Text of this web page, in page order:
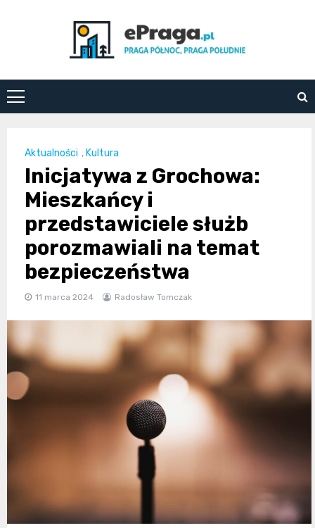
ePraga.pl
Aktualności , Kultura
Inicjatywa z Grochowa:
Mieszkańcy i
przedstawiciele służb
porozmawiali na temat
bezpieczeństwa
11 marca 2024 Radosław Tomczak